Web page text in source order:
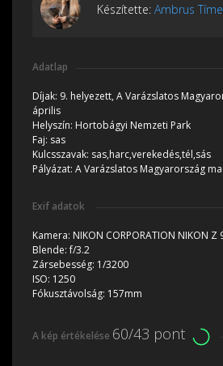
Készítette: Ambrus
Adatlap
Díjak: 9. helyezett, A Varázslatos
április
Helyszín: Hortobágyi Nemzeti Park
Faj: sas
Kulcsszavak: sas,harc,verekedés,tél,sás
Pályázat: A Varázslatos Magyarország
Exif adatok
Kamera: NIKON CORPORATION NIKON Z
Blende:f/3.2
Zársebesség: 1/3200
ISO: 1250
Fókusztávolság: 157mm
A kép értékelése 60/43 pont